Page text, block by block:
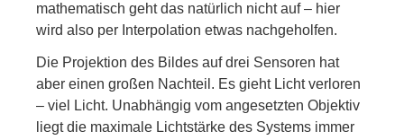
mathematisch geht das natürlich nicht auf – hier
wird also per Interpolation etwas nachgeholfen.
Die Projektion des Bildes auf drei Sensoren hat
aber einen großen Nachteil. Es gieht Licht verloren
– viel Licht. Unabhängig vom angesetzten Objektiv
liegt die maximale Lichtstärke des Systems immer